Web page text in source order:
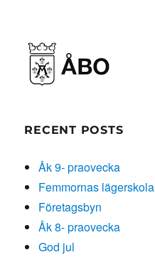
RECENT POSTS
Åk 9- praovecka
Femmornas lägerskola
Företagsbyn
Åk 8- praovecka
God jul